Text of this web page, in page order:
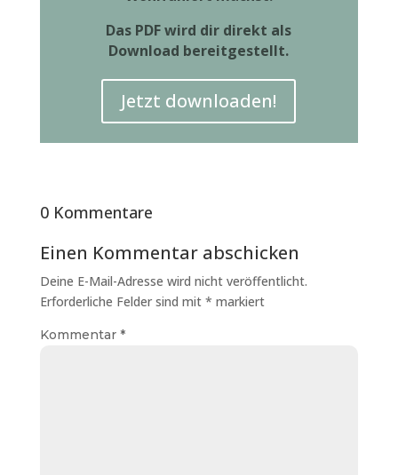
Das PDF wird dir direkt als
Download bereitgestellt.
Jetzt downloaden!
0 Kommentare
Einen Kommentar abschicken
Deine E-Mail-Adresse wird nicht veröffentlicht.
Erforderliche Felder sind mit * markiert
Kommentar *